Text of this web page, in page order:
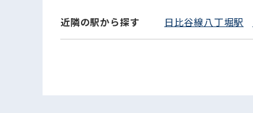
近隣の駅から探す 日比谷線八丁堀駅